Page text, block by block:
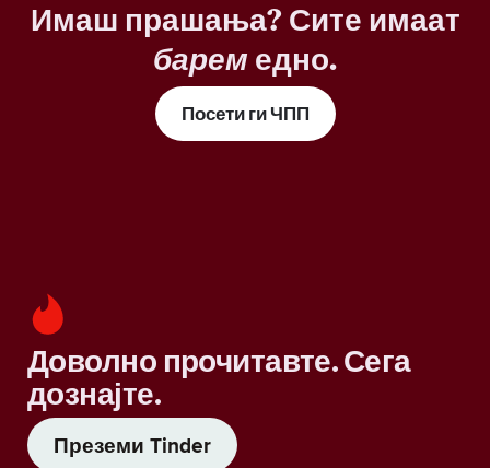
Имаш прашања? Сите имаат
барем едно.
Посети ги ЧПП
Доволно прочитавте. Сега
дознајте.
Преземи Tinder